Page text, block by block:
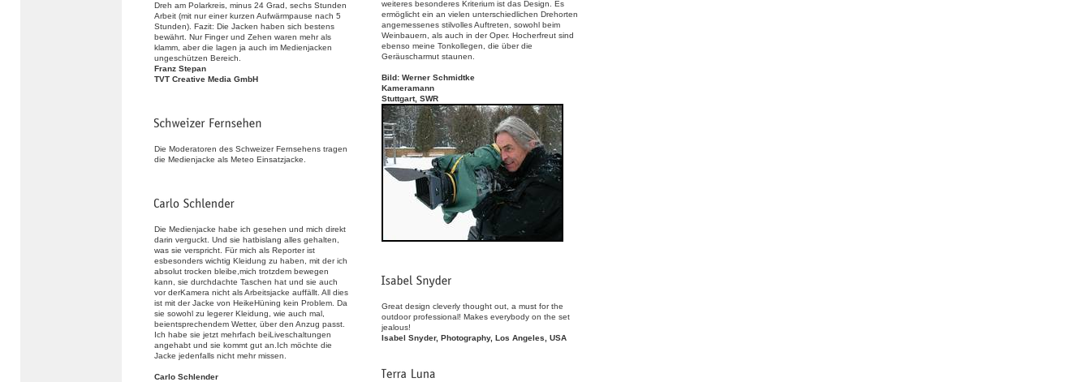
Dreh am Polarkreis, minus 24 Grad, sechs Stunden
Arbeit (mit nur einer kurzen Aufwärmpause nach 5
Stunden). Fazit: Die Jacken haben sich bestens
bewährt. Nur Finger und Zehen waren mehr als
klamm, aber die lagen ja auch im Medienjacken
ungeschützen Bereich.
Franz Stepan
TVT Creative Media GmbH
Die Moderatoren des Schweizer Fernsehens tragen
die Medienjacke als Meteo Einsatzjacke.
Die Medienjacke habe ich gesehen und mich direkt
darin verguckt. Und sie hatbislang alles gehalten,
was sie verspricht. Für mich als Reporter ist
esbesonders wichtig Kleidung zu haben, mit der ich
absolut trocken bleibe,mich trotzdem bewegen
kann, sie durchdachte Taschen hat und sie auch
vor derKamera nicht als Arbeitsjacke auffällt. All dies
ist mit der Jacke von HeikeHüning kein Problem. Da
sie sowohl zu legerer Kleidung, wie auch mal,
beientsprechendem Wetter, über den Anzug passt.
Ich habe sie jetzt mehrfach beiLiveschaltungen
angehabt und sie kommt gut an.Ich möchte die
Jacke jedenfalls nicht mehr missen.
Carlo Schlender
weiteres besonderes Kriterium ist das Design. Es
ermöglicht ein an vielen unterschiedlichen Drehorten
angemessenes stilvolles Auftreten, sowohl beim
Weinbauern, als auch in der Oper. Hocherfreut sind
ebenso meine Tonkollegen, die über die
Geräuscharmut staunen.
Bild: Werner Schmidtke
Kameramann
Stuttgart, SWR
Great design cleverly thought out, a must for the
outdoor professional! Makes everybody on the set
jealous!
Isabel Snyder, Photography, Los Angeles, USA